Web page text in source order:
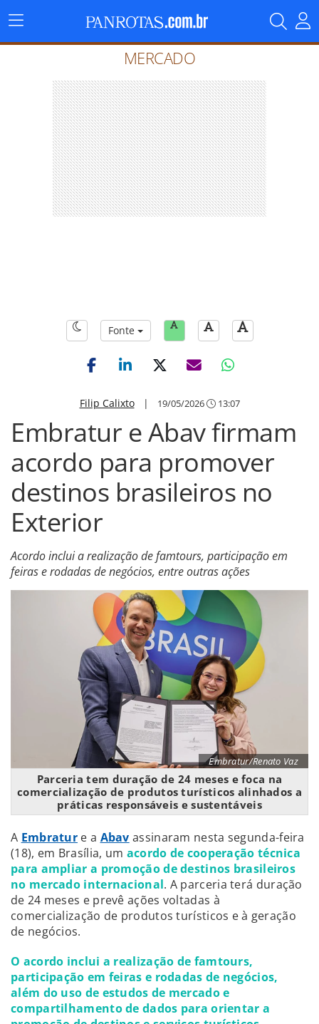
Menu
Principal
MERCADO
Fonte
Filip Calixto| 19/05/2026 13:07
Embratur e Abav firmam
acordo para promover
destinos brasileiros no
Exterior
Acordo inclui a realização de famtours, participação em
feiras e rodadas de negócios, entre outras ações
Embratur/Renato Vaz
Parceria tem duração de 24 meses e foca na
comercialização de produtos turísticos alinhados a
práticas responsáveis e sustentáveis
A Embratur e a Abav assinaram nesta segunda-feira
(18), em Brasília, um acordo de cooperação técnica
para ampliar a promoção de destinos brasileiros
no mercado internacional. A parceria terá duração
de 24 meses e prevê ações voltadas à
comercialização de produtos turísticos e à geração
de negócios.
O acordo inclui a realização de famtours,
participação em feiras e rodadas de negócios,
além do uso de estudos de mercado e
compartilhamento de dados para orientar a